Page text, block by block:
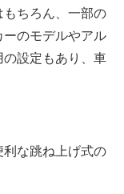
ちろん、一部の
のモデルやアル
設定もあり、車
な跳ね上げ式の